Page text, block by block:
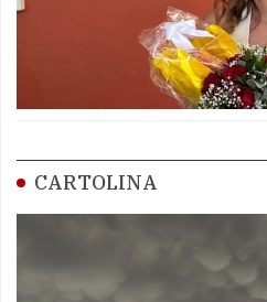
CARTOLINA